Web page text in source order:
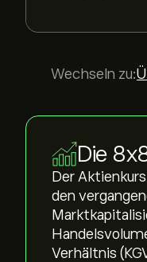
Wechseln zu:
Die
Der
den
Verhältnis